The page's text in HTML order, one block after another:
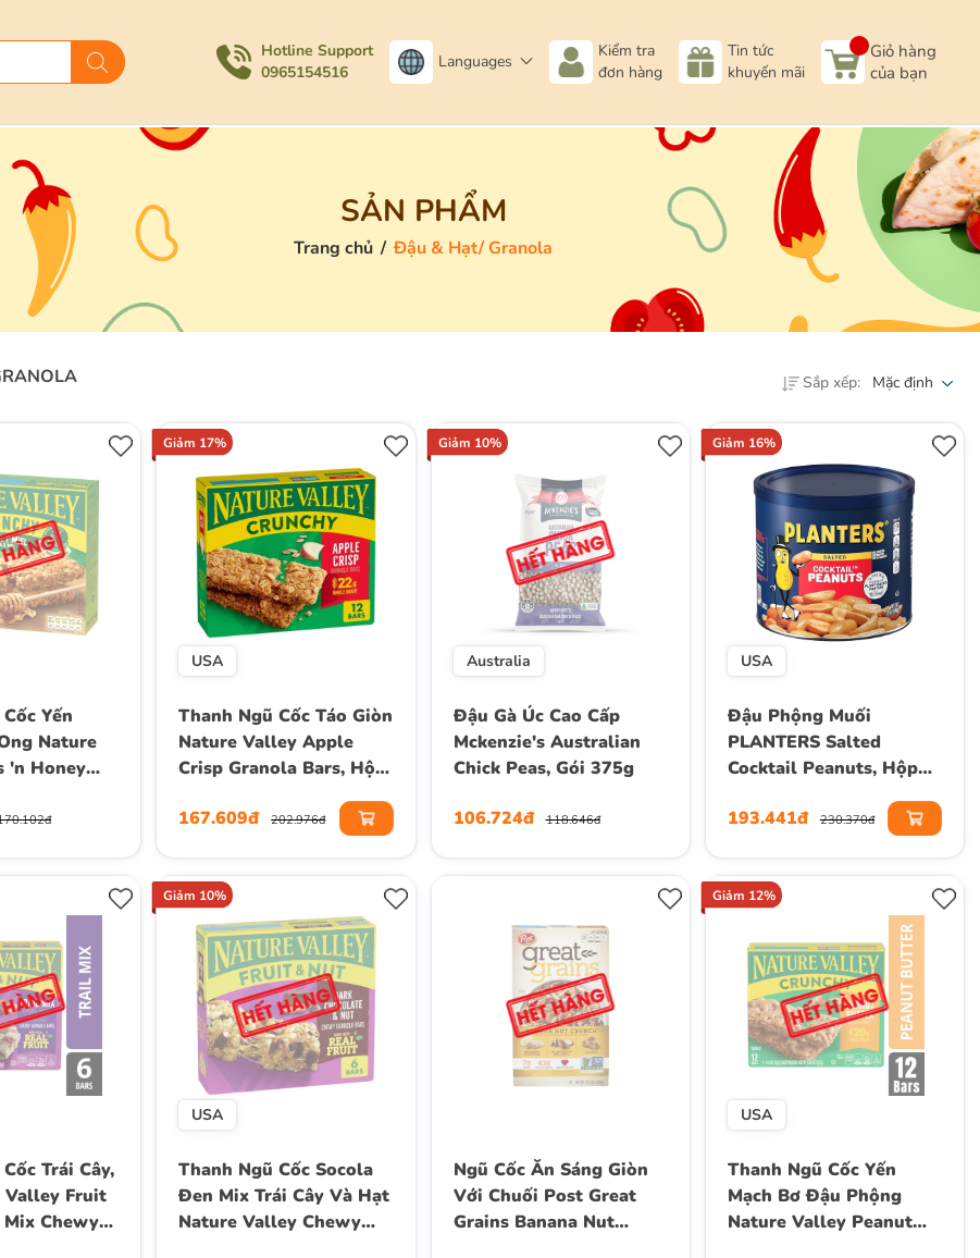
Hotline Support
0965154516
Languages
Kiểm tra
đơn hàng
Tin tức
khuyến mãi
Giỏ hàng
của bạn
SẢN PHẨM
Trang chủ / Đậu & Hạt/ Granola
Sắp xếp: Mặc định
Yến
Nature
'n Honey
(5 Gói) ,
Giảm 17%
USA
Thanh Ngũ Cốc Táo Giòn
Nature Valley Apple
Crisp Granola Bars, Hộp
167.609đ
202.976đ
Giảm 10%
Australia
Đậu Gà Úc Cao Cấp
Mckenzie's Australian
Chick Peas, Gói 375g
106.724đ 118.646đ
Giảm 16%
USA
Đậu Phộng Muối
PLANTERS Salted
Cocktail Peanuts, Hộp
193.441đ
230.370đ
Trái Cây,
Valley Fruit
Chewy
Giảm 10%
USA
Thanh Ngũ Cốc Socola
Đen Mix Trái Cây Và Hạt
Nature Valley Chewy
Ngũ Cốc Ăn Sáng Giòn
Với Chuối Post Great
Grains Banana Nut
Giảm 12%
USA
Thanh Ngũ Cốc Yến
Mạch Bơ Đậu Phộng
Nature Valley Peanut